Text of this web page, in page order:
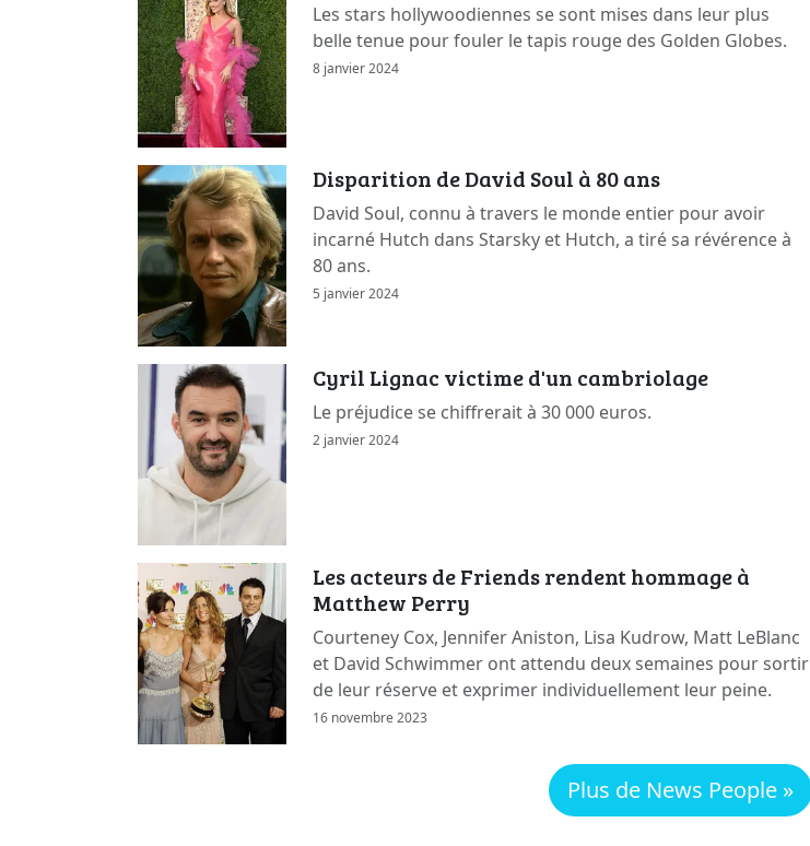
Les stars hollywoodiennes se sont mises dans leur plus
belle tenue pour fouler le tapis rouge des Golden Globes.
8 janvier 2024
Disparition de David Soul à 80 ans
David Soul, connu à travers le monde entier pour avoir
incarné Hutch dans Starsky et Hutch, a tiré sa révérence à
80 ans.
5 janvier 2024
Cyril Lignac victime d'un cambriolage
Le préjudice se chiffrerait à 30 000 euros.
2 janvier 2024
Les acteurs de Friends rendent hommage à
Matthew Perry
Courteney Cox, Jennifer Aniston, Lisa Kudrow, Matt LeBlanc
et David Schwimmer ont attendu deux semaines pour sortir
de leur réserve et exprimer individuellement leur peine.
16 novembre 2023
Plus de News People »